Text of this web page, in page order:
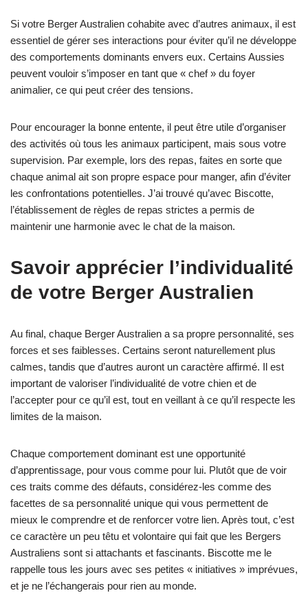
Si votre Berger Australien cohabite avec d’autres animaux, il est
essentiel de gérer ses interactions pour éviter qu’il ne développe
des comportements dominants envers eux. Certains Aussies
peuvent vouloir s’imposer en tant que « chef » du foyer
animalier, ce qui peut créer des tensions.
Pour encourager la bonne entente, il peut être utile d’organiser
des activités où tous les animaux participent, mais sous votre
supervision. Par exemple, lors des repas, faites en sorte que
chaque animal ait son propre espace pour manger, afin d’éviter
les confrontations potentielles. J’ai trouvé qu’avec Biscotte,
l’établissement de règles de repas strictes a permis de
maintenir une harmonie avec le chat de la maison.
Savoir apprécier l’individualité
de votre Berger Australien
Au final, chaque Berger Australien a sa propre personnalité, ses
forces et ses faiblesses. Certains seront naturellement plus
calmes, tandis que d’autres auront un caractère affirmé. Il est
important de valoriser l’individualité de votre chien et de
l’accepter pour ce qu’il est, tout en veillant à ce qu’il respecte les
limites de la maison.
Chaque comportement dominant est une opportunité
d’apprentissage, pour vous comme pour lui. Plutôt que de voir
ces traits comme des défauts, considérez-les comme des
facettes de sa personnalité unique qui vous permettent de
mieux le comprendre et de renforcer votre lien. Après tout, c’est
ce caractère un peu têtu et volontaire qui fait que les Bergers
Australiens sont si attachants et fascinants. Biscotte me le
rappelle tous les jours avec ses petites « initiatives » imprévues,
et je ne l’échangerais pour rien au monde.